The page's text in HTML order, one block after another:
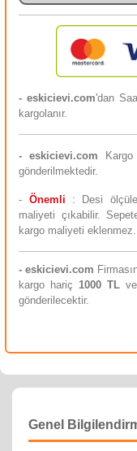
- eskicievi.com'dan
kargolanır.
-eskicievi.com
gönderilmektedir.
- Önemli
: Desi
maliyeti çıkabilir.
kargo maliyeti eklenmez.
-eskicievi.com
kargo hariç1000 TL
gönderilecektir.
Genel